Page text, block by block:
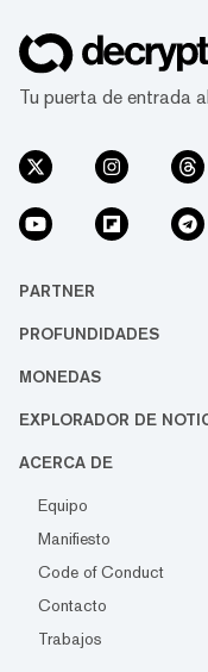
Tu puerta de entrada
PARTNER
PROFUNDIDADES
MONEDAS
EXPLORADOR DE
ACERCA DE
Equipo
Manifiesto
Code of Conduct
Contacto
Trabajos